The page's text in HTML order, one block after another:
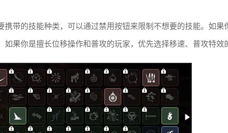
带的技能种类，可以通过禁用按钮来限制不想要的技能。如果
果你是擅长位移操作和普攻的玩家，优先选择移速、普攻特效